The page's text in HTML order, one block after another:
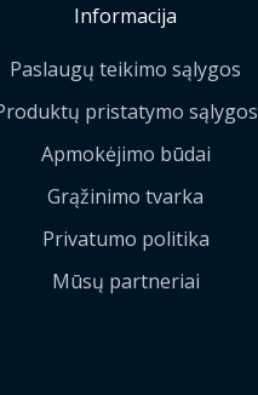
Informacija
Paslaugų teikimo sąlygos
pristatymo sąlygos
Apmokėjimo būdai
Grąžinimo tvarka
Privatumo politika
Mūsų partneriai